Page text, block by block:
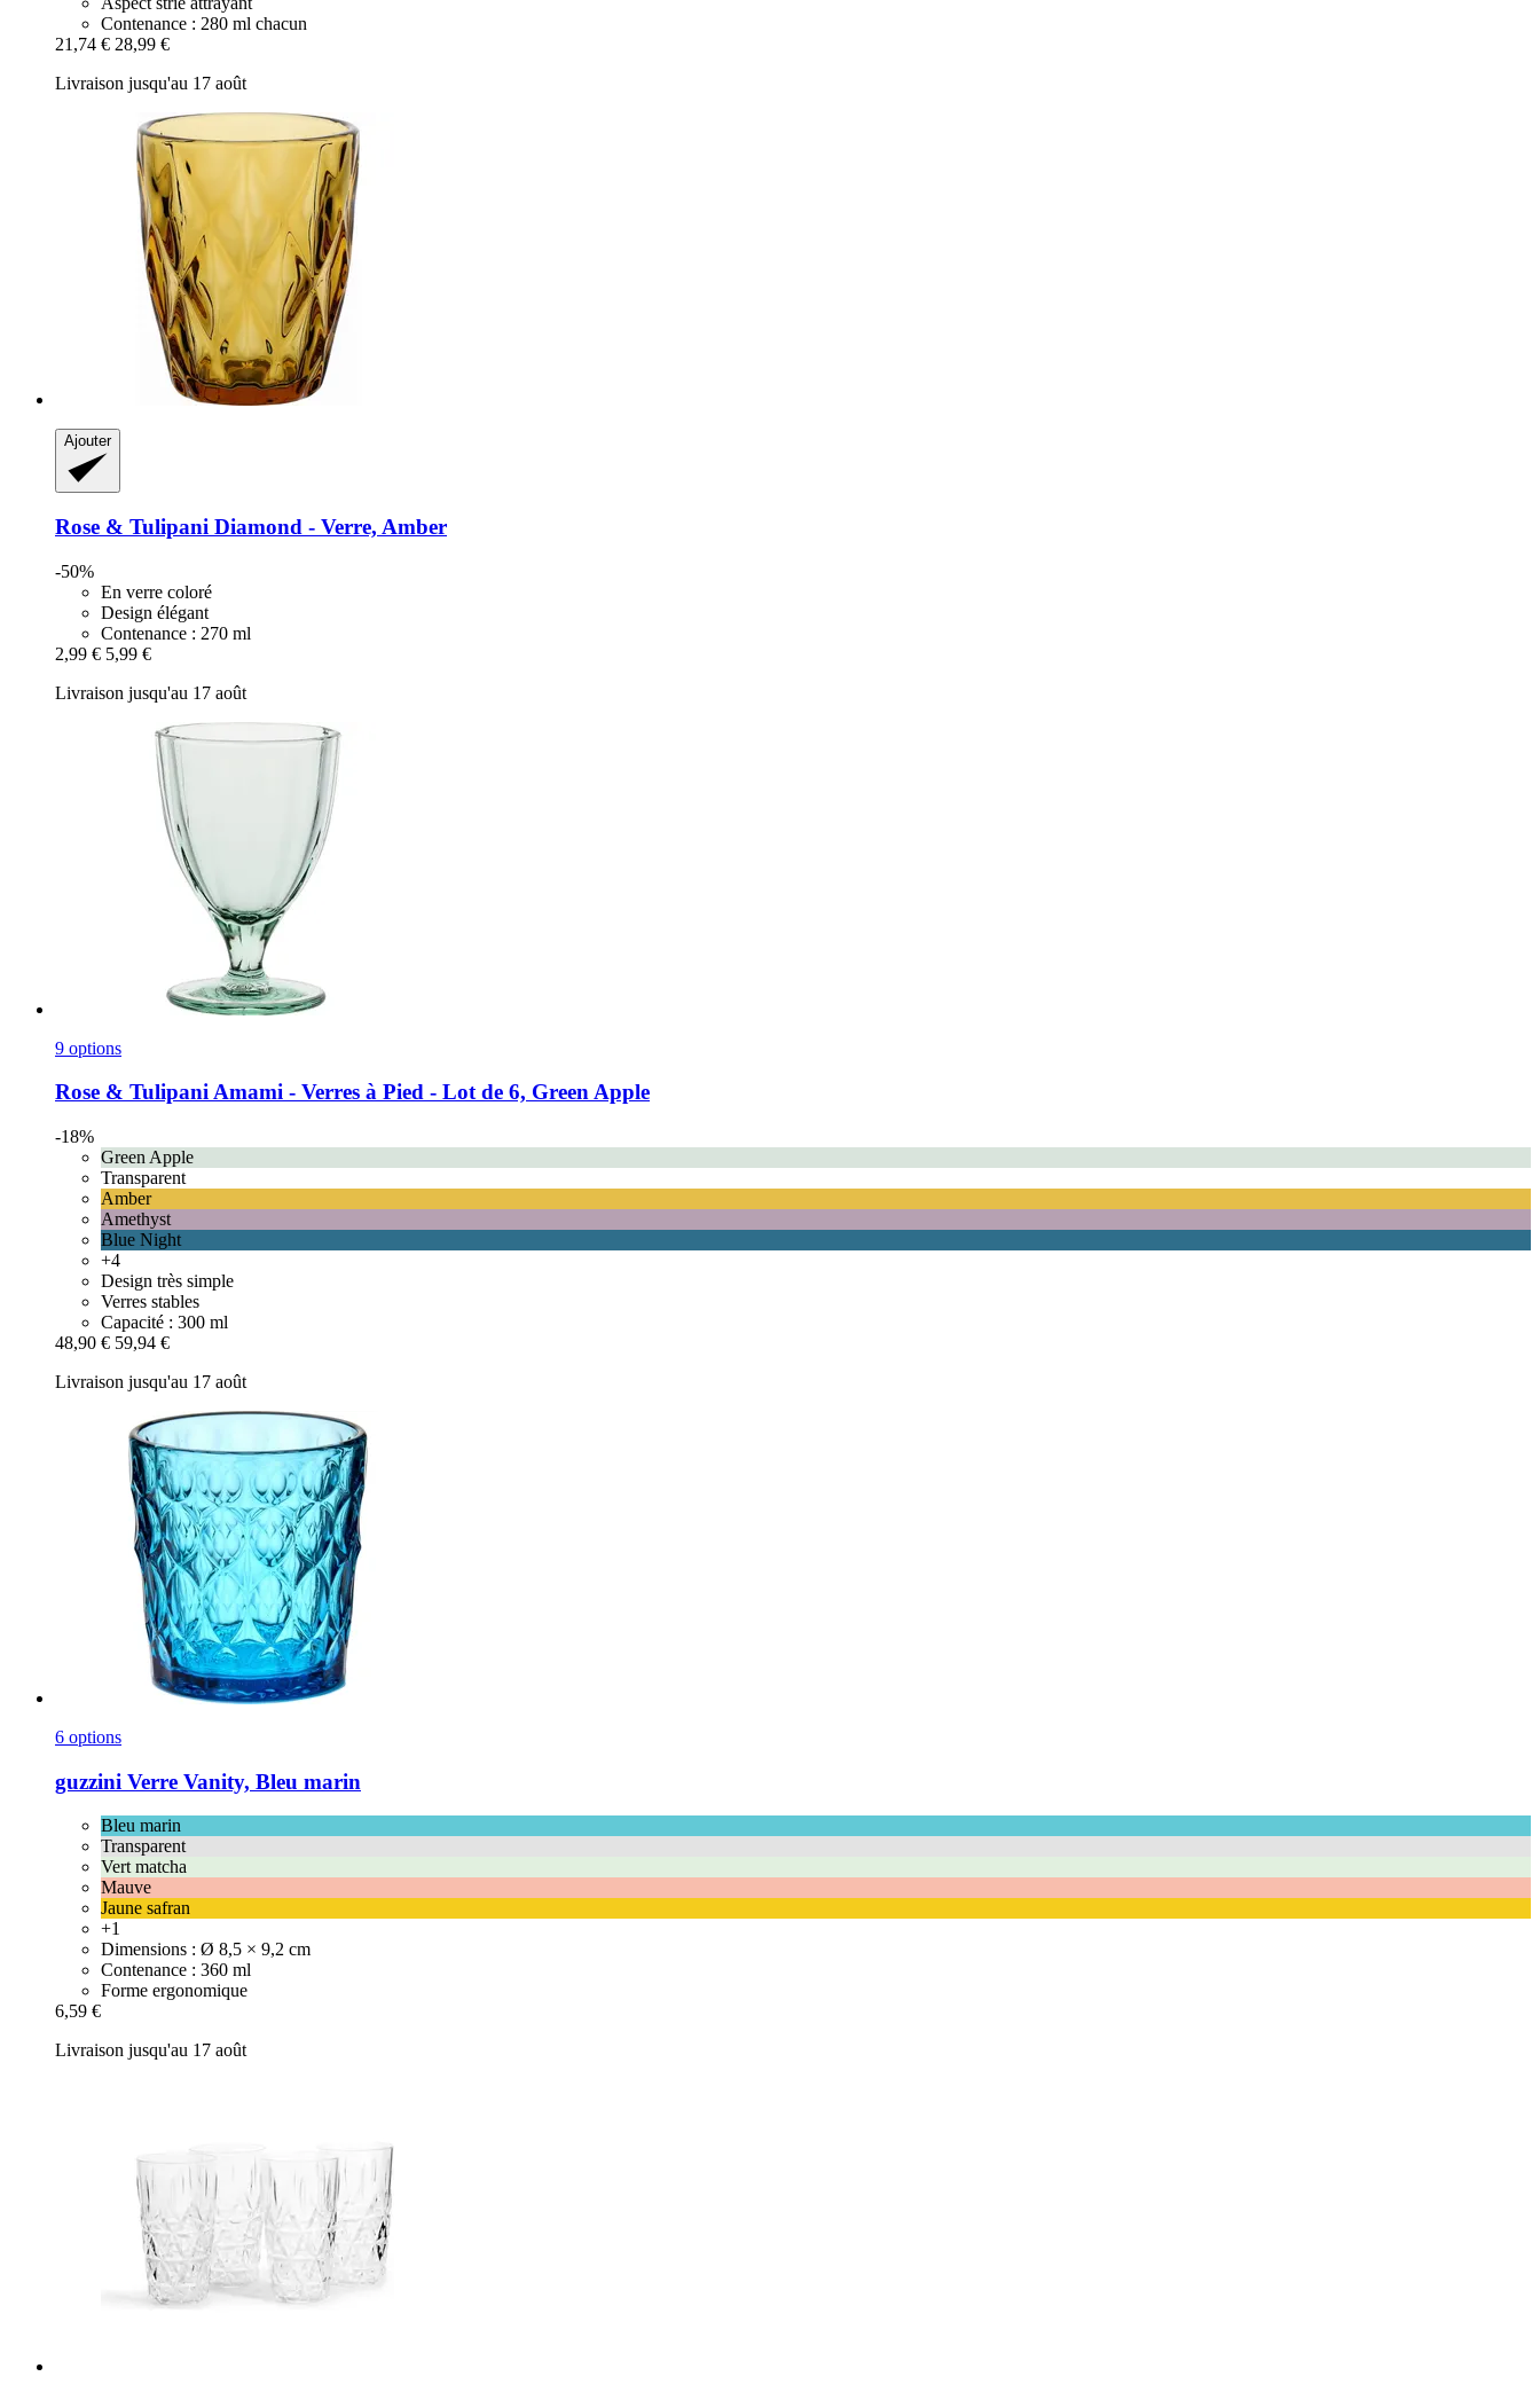
Contenance : 280 ml chacun
21,74 € 28,99 €
Livraison jusqu'au 17 août
Ajouter
Rose & Tulipani Diamond -​ Verre, Amber
-50%
En verre coloré
Design élégant
Contenance : 270 ml
2,99 € 5,99 €
Livraison jusqu'au 17 août
9 options
Rose & TulipaniAmami -​ Verres à Pied -​ Lot de 6, Green Apple
-18%
Green Apple
Transparent
Amber
Amethyst
Blue Night
+4
Design très simple
Verres stables
Capacité : 300 ml
48,90 € 59,94 €
Livraison jusqu'au 17 août
6 options
guzzini Verre Vanity, Bleu marin
Bleu marin
Transparent
Vert matcha
Mauve
Jaune safran
+1
Dimensions : Ø 8,5 × 9,2 cm
Contenance : 360 ml
Forme ergonomique
6,59 €
Livraison jusqu'au 17 août